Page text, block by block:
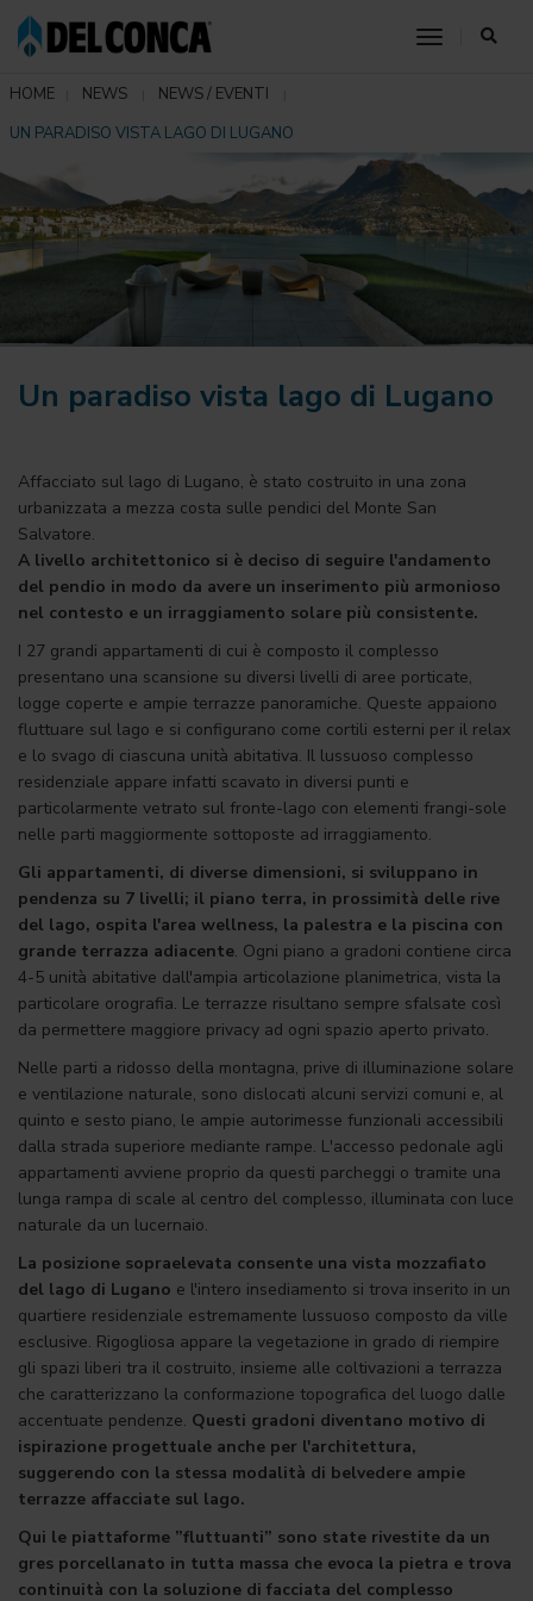
toggle
HOME NEWS
NEWS / EVENTI
UN PARADISO VISTA LAGO DI LUGANO
Un paradiso vista lago di Lugano
Affacciato sul lago di Lugano, è stato costruito in una zona
urbanizzata a mezza costa sulle pendici del Monte San
Salvatore.
A livello architettonico si è deciso di seguire l'andamento
del pendio in modo da avere un inserimento più armonioso
nel contesto e un irraggiamento solare più consistente.
I 27 grandi appartamenti di cui è composto il complesso
presentano una scansione su diversi livelli di aree porticate,
logge coperte e ampie terrazze panoramiche. Queste appaiono
fluttuare sul lago e si configurano come cortili esterni per il relax
e lo svago di ciascuna unità abitativa. Il lussuoso complesso
residenziale appare infatti scavato in diversi punti e
particolarmente vetrato sul fronte-lago con elementi frangi-sole
nelle parti maggiormente sottoposte ad irraggiamento.
Gli appartamenti, di diverse dimensioni, si sviluppano in
pendenza su 7 livelli; il piano terra, in prossimità delle rive
del lago, ospita l'area wellness, la palestra e la piscina con
grande terrazza adiacente. Ogni piano a gradoni contiene circa
4-5 unità abitative dall'ampia articolazione planimetrica, vista la
particolare orografia. Le terrazze risultano sempre sfalsate così
da permettere maggiore privacy ad ogni spazio aperto privato.
Nelle parti a ridosso della montagna, prive di illuminazione solare
e ventilazione naturale, sono dislocati alcuni servizi comuni e, al
quinto e sesto piano, le ampie autorimesse funzionali accessibili
dalla strada superiore mediante rampe. L'accesso pedonale agli
appartamenti avviene proprio da questi parcheggi o tramite una
lunga rampa di scale al centro del complesso, illuminata con luce
naturale da un lucernaio.
La posizione sopraelevata consente una vista mozzafiato
del lago di Lugano e l'intero insediamento si trova inserito in un
quartiere residenziale estremamente lussuoso composto da ville
esclusive. Rigogliosa appare la vegetazione in grado di riempire
gli spazi liberi tra il costruito, insieme alle coltivazioni a terrazza
che caratterizzano la conformazione topografica del luogo dalle
accentuate pendenze. Questi gradoni diventano motivo di
ispirazione progettuale anche per l'architettura,
suggerendo con la stessa modalità di belvedere ampie
terrazze affacciate sul lago.
Qui le piattaforme ”fluttuanti” sono state rivestite da un
gres porcellanato in tutta massa che evoca la pietra e trova
continuità con la soluzione di facciata del complesso